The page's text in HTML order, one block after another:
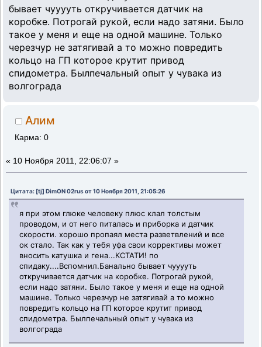
бывает чууууть откручивается датчик на
коробке. Потрогай рукой, если надо затяни. Было
такое у меня и еще на одной машине. Только
черезчур не затягивай а то можно повредить
кольцо на ГП которое крутит привод
спидометра. Былпечальный опыт у чувака из
волгограда
Алим
Карма: 0
« 10 Ноября 2011, 22:06:07 »
Цитата: [tj] DimON 02rus от 10 Ноября 2011, 21:05:26
я при этом глюке человеку плюс клал толстым
проводом, и от него питалась и приборка и датчик
скорости. хорошо пропаял места разветвлений и все
ок стало. Так как у тебя уфа свои коррективы может
вносить катушка и гена...КСТАТИ! по
спидаку....Вспомнил.Банально бывает чууууть
откручивается датчик на коробке. Потрогай рукой,
если надо затяни. Было такое у меня и еще на одной
машине. Только черезчур не затягивай а то можно
повредить кольцо на ГП которое крутит привод
спидометра. Былпечальный опыт у чувака из
волгограда